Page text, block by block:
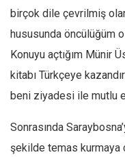
Ekonomi
Spor
Manzara
Sağlık
Hayat
birçok dile çevrilmiş olan
hususunda öncülüğüm
Konuyu açtığım Münir
kitabı Türkçeye
beni ziyadesi ile mutlu
Sonrasında
şekilde temas kurmaya